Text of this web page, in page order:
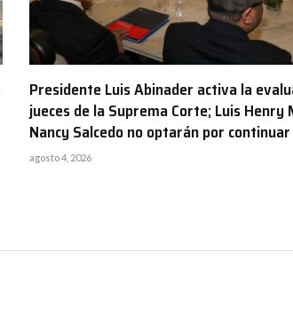
Presidente Luis Abinader activa la
jueces de la Suprema Corte; Luis Henry
Nancy Salcedo no optarán por continuar
agosto 4, 2026